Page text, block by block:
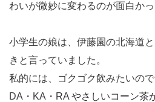
わいが微妙に変わるのが面白かっ
小学生の娘は、伊藤園の北海道
きと言っていました。
私的には、ゴクゴク飲みたいの
DA・KA・RA やさしいコーン茶